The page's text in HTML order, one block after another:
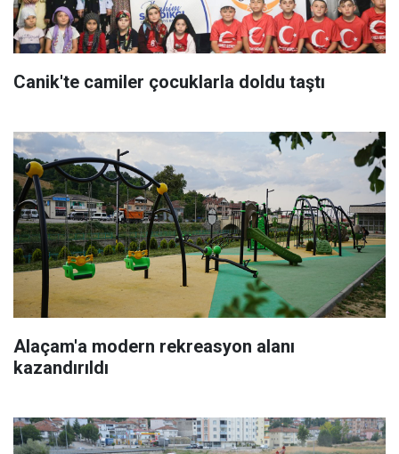
Canik'te camiler çocuklarla doldu taştı
Alaçam'a modern rekreasyon alanı
kazandırıldı